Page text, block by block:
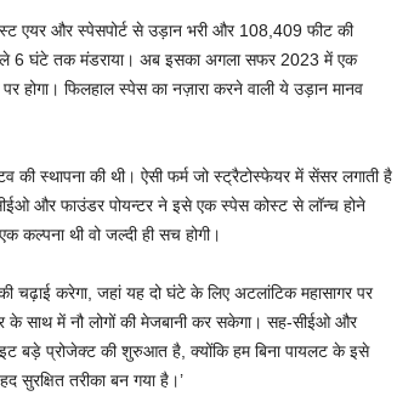
एयर और स्पेसपोर्ट से उड़ान भरी और 108,409 फीट की
6 घंटे तक मंडराया। अब इसका अगला सफर 2023 में एक
फिलहाल स्पेस का नज़ारा करने वाली ये उड़ान मानव
स्थापना की थी। ऐसी फर्म जो स्ट्रैटोस्फेयर में सेंसर लगाती है
और फाउंडर पोयन्टर ने इसे एक स्पेस कोस्ट से लॉन्च होने
कल्पना थी वो जल्दी ही सच होगी।
चढ़ाई करेगा, जहां यह दो घंटे के लिए अटलांटिक महासागर पर
के साथ में नौ लोगों की मेजबानी कर सकेगा। सह-सीईओ और
बड़े प्रोजेक्ट की शुरुआत है, क्योंकि हम बिना पायलट के इसे
तरीका बन गया है।’